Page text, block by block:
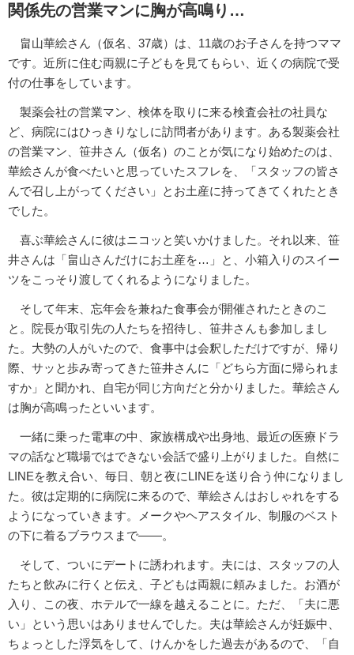
関係先の営業マンに胸が高鳴り…
畠山華絵さん（仮名、37歳）は、11歳のお子さんを持つママ
です。近所に住む両親に子どもを見てもらい、近くの病院で受
付の仕事をしています。
製薬会社の営業マン、検体を取りに来る検査会社の社員な
ど、病院にはひっきりなしに訪問者があります。ある製薬会社
の営業マン、笹井さん（仮名）のことが気になり始めたのは、
華絵さんが食べたいと思っていたスフレを、「スタッフの皆さ
んで召し上がってください」とお土産に持ってきてくれたとき
でした。
喜ぶ華絵さんに彼はニコッと笑いかけました。それ以来、笹
井さんは「畠山さんだけにお土産を…」と、小箱入りのスイー
ツをこっそり渡してくれるようになりました。
そして年末、忘年会を兼ねた食事会が開催されたときのこ
と。院長が取引先の人たちを招待し、笹井さんも参加しまし
た。大勢の人がいたので、食事中は会釈しただけですが、帰り
際、サッと歩み寄ってきた笹井さんに「どちら方面に帰られま
すか」と聞かれ、自宅が同じ方向だと分かりました。華絵さん
は胸が高鳴ったといいます。
一緒に乗った電車の中、家族構成や出身地、最近の医療ドラ
マの話など職場ではできない会話で盛り上がりました。自然に
LINEを教え合い、毎日、朝と夜にLINEを送り合う仲になりまし
た。彼は定期的に病院に来るので、華絵さんはおしゃれをする
ようになっていきます。メークやヘアスタイル、制服のベスト
の下に着るブラウスまで――。
そして、ついにデートに誘われます。夫には、スタッフの人
たちと飲みに行くと伝え、子どもは両親に頼みました。お酒が
入り、この夜、ホテルで一線を越えることに。ただ、「夫に悪
い」という思いはありませんでした。夫は華絵さんが妊娠中、
ちょっとした浮気をして、けんかをした過去があるので、「自